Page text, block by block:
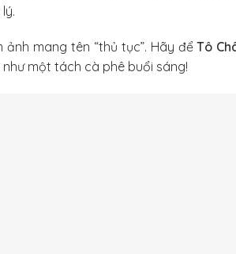
ảnh mang tên “thủ tục”. Hãy đểTô
một tách cà phê buổi sáng!